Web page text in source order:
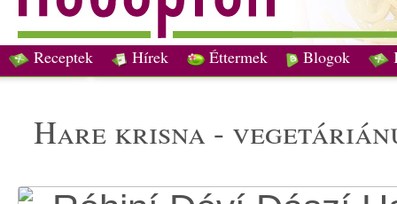
Receptek Hírek Éttermek Blogok
hare krisna -